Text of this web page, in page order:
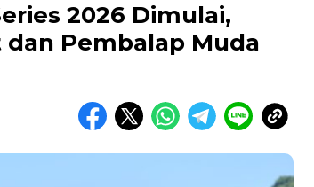
2026 Dimulai,
Pembalap Muda